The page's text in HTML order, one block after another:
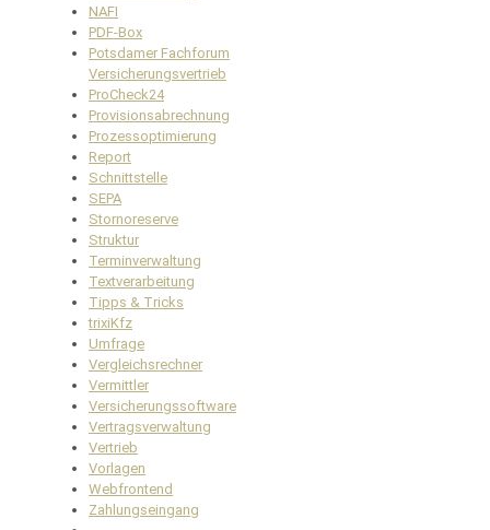
NAFI
PDF-Box
Potsdamer Fachforum
Versicherungsvertrieb
ProCheck24
Provisionsabrechnung
Prozessoptimierung
Report
Schnittstelle
SEPA
Stornoreserve
Struktur
Terminverwaltung
Textverarbeitung
Tipps & Tricks
trixiKfz
Umfrage
Vergleichsrechner
Vermittler
Versicherungssoftware
Vertragsverwaltung
Vertrieb
Vorlagen
Webfrontend
Zahlungseingang